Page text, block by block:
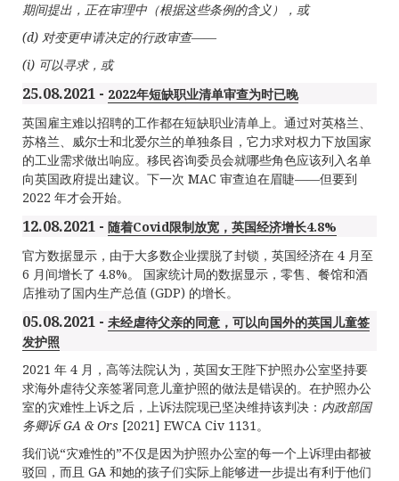
期间提出，正在审理中（根据这些条例的含义）， 或
(d) 对变更申请决定的行政审查——
(i) 可以寻求， 或
25.08.2021 - 2022年短缺职业清单审查为时已晚
英国雇主难以招聘的工作都在短缺职业清单上。通过对英格兰、
苏格兰、威尔士和北爱尔兰的单独条目，它力求对权力下放国家
的工业需求做出响应。移民咨询委员会就哪些角色应该列入名单
向英国政府提出建议。下一次 MAC 审查迫在眉睫——但要到
2022 年才会开始。
12.08.2021 - 随着Covid限制放宽，英国经济增长4.8%
官方数据显示，由于大多数企业摆脱了封锁，英国经济在 4 月至
6 月间增长了 4.8%。 国家统计局的数据显示，零售、餐馆和酒
店推动了国内生产总值 (GDP) 的增长。
05.08.2021 - 未经虐待父亲的同意，可以向国外的英国儿童签
发护照
2021 年 4 月，高等法院认为，英国女王陛下护照办公室坚持要
求海外虐待父亲签署同意儿童护照的做法是错误的。在护照办公
室的灾难性上诉之后，上诉法院现已坚决维持该判决： 内政部国
务卿诉GA & Ors [2021] EWCA Civ 1131。
我们说“灾难性的”不仅是因为护照办公室的每一个上诉理由都被
驳回，而且 GA 和她的孩子们实际上能够进一步提出有利于他们